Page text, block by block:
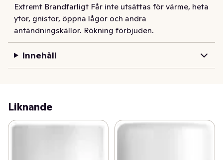
Extremt Brandfarligt Får inte utsättas för värme, heta
ytor, gnistor, öppna lågor och andra
antändningskällor. Rökning förbjuden.
Innehåll
Liknande